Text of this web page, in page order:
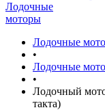
Лодочные
моторы
Лодочные
•
Лодочные
•
Лодочный
такта)